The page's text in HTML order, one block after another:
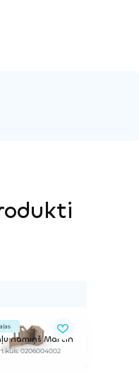
namiņš Martin
0206004002